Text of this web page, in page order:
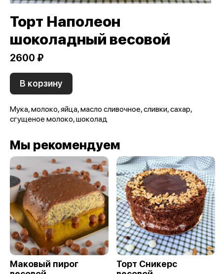
Торт Наполеон
шоколадный весовой
2600 ₽
В корзину
Мука, молоко, яйца, масло сливочное, сливки, сахар,
сгущеное молоко, шоколад
Мы рекомендуем
Маковый пирог
Торт Сникерс